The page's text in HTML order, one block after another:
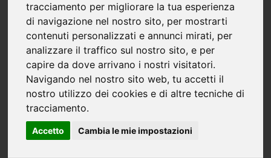
tracciamento per migliorare la tua esperienza
di navigazione nel nostro sito, per mostrarti
contenuti personalizzati e annunci mirati, per
analizzare il traffico sul nostro sito, e per
capire da dove arrivano i nostri visitatori.
Navigando nel nostro sito web, tu accetti il
nostro utilizzo dei cookies e di altre tecniche di
tracciamento.
Accetto Cambia le mie impostazioni
Come effetto della guerra russa contro
l’Ucraina, alcuni paesi dell’emisfero
australe sono tornati in auge nel ruolo
di principali fornitori di materie